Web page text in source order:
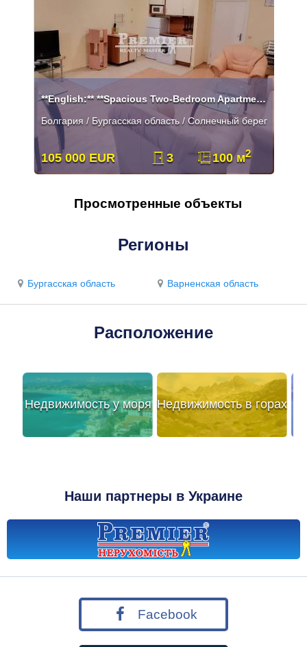
**English:** **Spacious Two-Bedroom Apartment in the Southern Part of
Болгария / Бургасская область / Солнечный берег
105 000 EUR 3 100 м2
Просмотренные объекты
Регионы
Бургасская область Варненская область
Расположение
Недвижимость у моря Недвижимость в горах
Наши партнеры в Украине
Facebook